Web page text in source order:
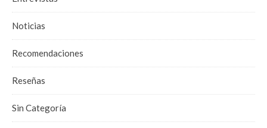
Noticias
Recomendaciones
Reseñas
Sin Categoría